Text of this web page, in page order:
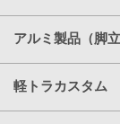
アルミ製品（脚
軽トラカスタム